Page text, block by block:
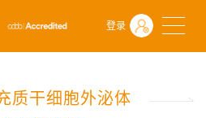
登录
前沿动态
疗心血管疾病
质干细胞外泌体